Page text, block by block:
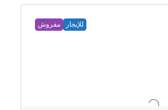
للإيجار مفروش